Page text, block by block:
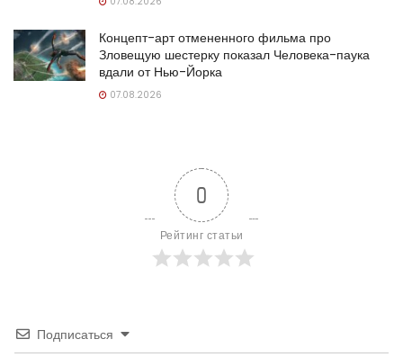
Концепт-арт отмененного фильма про
Зловещую шестерку показал Человека-паука
вдали от Нью-Йорка
07.08.2026
0
Рейтинг статьи
Подписаться